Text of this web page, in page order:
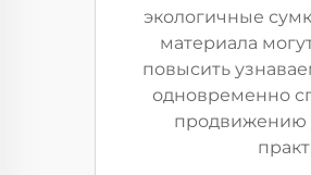
экологичные
материала
повысить
одновременно
продвижению